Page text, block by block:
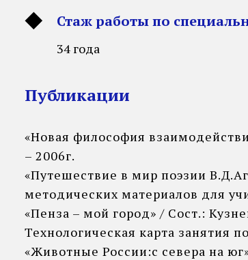
Стаж работы по
34 года
Публикации
«Новая философия
– 2006г.
«Путешествие в мир поэзии
методических материалов для
«Пенза – мой город» / Сост.:
Технологическая карта занятия
«Животные России:с севера на